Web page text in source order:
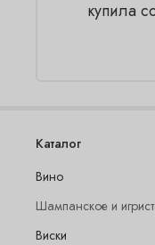
купила
Каталог
Вино
Шампанское и
Виски